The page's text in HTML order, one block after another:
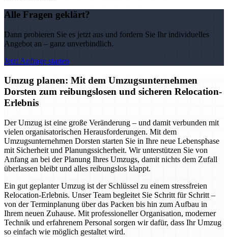
Alle Fragen geklärt?
Dann probieren Sie es jetzt aus und fordern Sie Ihr individuelles
Angebot an – ganz unverbindlich.
Jetzt Anfrage starten
Umzug planen: Mit dem Umzugsunternehmen
Dorsten zum reibungslosen und sicheren Relocation-
Erlebnis
Der Umzug ist eine große Veränderung – und damit verbunden mit
vielen organisatorischen Herausforderungen. Mit dem
Umzugsunternehmen Dorsten starten Sie in Ihre neue Lebensphase
mit Sicherheit und Planungssicherheit. Wir unterstützen Sie von
Anfang an bei der Planung Ihres Umzugs, damit nichts dem Zufall
überlassen bleibt und alles reibungslos klappt.
Ein gut geplanter Umzug ist der Schlüssel zu einem stressfreien
Relocation-Erlebnis. Unser Team begleitet Sie Schritt für Schritt –
von der Terminplanung über das Packen bis hin zum Aufbau in
Ihrem neuen Zuhause. Mit professioneller Organisation, moderner
Technik und erfahrenem Personal sorgen wir dafür, dass Ihr Umzug
so einfach wie möglich gestaltet wird.